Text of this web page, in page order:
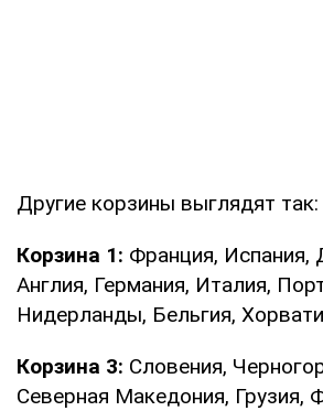
Другие корзины выглядят так:
Корзина 1: Франция, Испания,
Англия, Германия, Италия,
Нидерланды, Бельгия,
Корзина 3: Словения,
Северная Македония, Грузия,